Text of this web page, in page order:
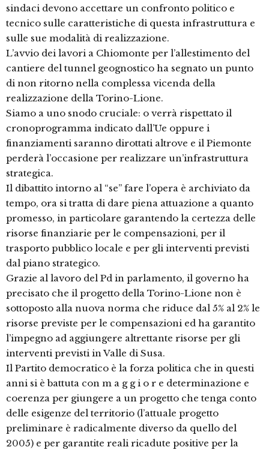
sindaci devono accettare un confronto politico e
tecnico sulle caratteristiche di questa infrastruttura e
sulle sue modalità di realizzazione.
L’avvio dei lavori a Chiomonte per l’allestimento del
cantiere del tunnel geognostico ha segnato un punto
di non ritorno nella complessa vicenda della
realizzazione della Torino-Lione.
Siamo a uno snodo cruciale: o verrà rispettato il
cronoprogramma indicato dall’Ue oppure i
finanziamenti saranno dirottati altrove e il Piemonte
perderà l’occasione per realizzare un’infrastruttura
strategica.
Il dibattito intorno al “se” fare l’opera è archiviato da
tempo, ora si tratta di dare piena attuazione a quanto
promesso, in particolare garantendo la certezza delle
risorse finanziarie per le compensazioni, per il
trasporto pubblico locale e per gli interventi previsti
dal piano strategico.
Grazie al lavoro del Pd in parlamento, il governo ha
precisato che il progetto della Torino-Lione non è
sottoposto alla nuova norma che riduce dal 5% al 2% le
risorse previste per le compensazioni ed ha garantito
l’impegno ad aggiungere altrettante risorse per gli
interventi previsti in Valle di Susa.
Il Partito democratico è la forza politica che in questi
anni si è battuta con m a g g i o r e determinazione e
coerenza per giungere a un progetto che tenga conto
delle esigenze del territorio (l’attuale progetto
preliminare è radicalmente diverso da quello del
2005) e per garantite reali ricadute positive per la